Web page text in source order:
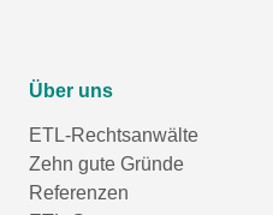
Über uns
ETL-Rechtsanwälte
Zehn gute Gründe
Referenzen